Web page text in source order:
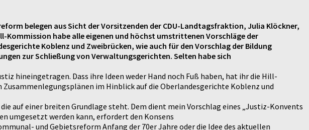
belegen aus Sicht der Vorsitzenden der CDU-Landtagsfraktion, Julia Klöckner,
Kommission habe alle eigenen und höchst umstrittenen Vorschläge der
Koblenz und Zweibrücken, wie auch für den Vorschlag der Bildung
zur Schließung von Verwaltungsgerichten. Selten habe sich
hineingetragen. Dass ihre Ideen weder Hand noch Fuß haben, hat ihr die Hill-
im Hinblick auf die Oberlandesgerichte Koblenz und
auf einer breiten Grundlage steht. Dem dient mein Vorschlag eines „Justiz-Konvents
umgesetzt werden kann, erfordert den Konsens
und Gebietsreform Anfang der 70er Jahre oder die Idee des aktuellen